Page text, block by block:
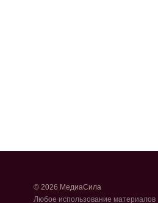
© 2026 МедиаСила
Любое использование материалов